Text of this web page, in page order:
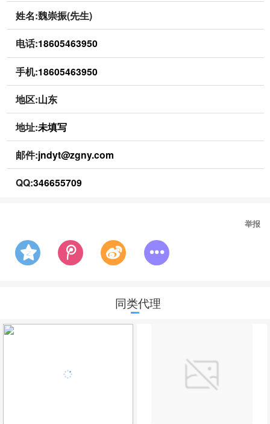
姓名:魏崇振(先生)
电话:18605463950
手机:18605463950
地区:山东
地址:未填写
邮件:jndyt@zgny.com
QQ:346655709
举报
同类代理